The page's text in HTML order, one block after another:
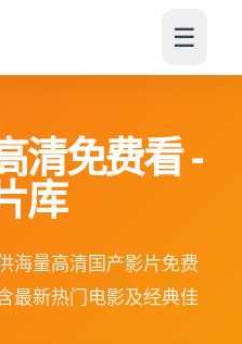
☰
清免费看 -
库
海量高清国产影片免费
最新热门电影及经典佳